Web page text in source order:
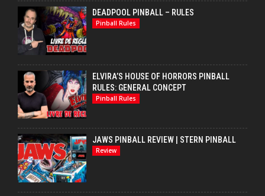
DEADPOOL PINBALL – RULES
Pinball Rules
ELVIRA’S HOUSE OF HORRORS PINBALL
RULES: GENERAL CONCEPT
Pinball Rules
JAWS PINBALL REVIEW | STERN PINBALL
Review